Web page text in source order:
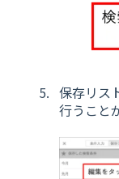
保存リス
行うこと